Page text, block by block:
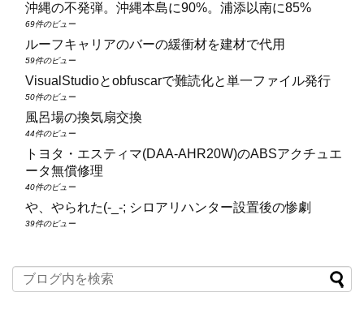
沖縄の不発弾。沖縄本島に90%。浦添以南に85%
69件のビュー
ルーフキャリアのバーの緩衝材を建材で代用
59件のビュー
VisualStudioとobfuscarで難読化と単一ファイル発行
50件のビュー
風呂場の換気扇交換
44件のビュー
トヨタ・エスティマ(DAA‑AHR20W)のABSアクチュエ
ータ無償修理
40件のビュー
や、やられた(-_-; シロアリハンター設置後の惨劇
39件のビュー